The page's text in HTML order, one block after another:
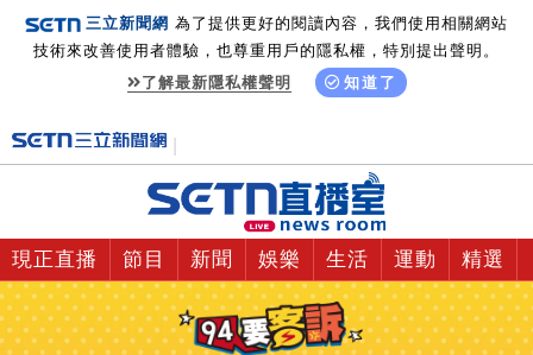
三立新聞網 為了提供更好的閱讀內容，我們使用相關網站
技術來改善使用者體驗，也尊重用戶的隱私權，特別提出聲明。
了解最新隱私權聲明
知道了
現正直播 節目 新聞 娛樂 生活 運動 精選